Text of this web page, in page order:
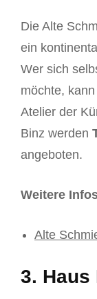
Die Alte
ein
Wer sich
möchte,
Atelier der
Binz werden
angeboten.
Weitere
Alte
3. Haus